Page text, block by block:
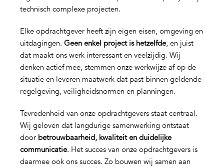
technisch complexe projecten.
Elke opdrachtgever heeft zijn eigen eisen, omgeving en
uitdagingen. Geen enkel project is hetzelfde, en juist
dat maakt ons werk interessant en veelzijdig. Wij
denken actief mee, stemmen onze werkwijze af op de
situatie en leveren maatwerk dat past binnen geldende
regelgeving, veiligheidsnormen en planningen.
Tevredenheid van onze opdrachtgevers staat centraal.
Wij geloven dat langdurige samenwerking ontstaat
door betrouwbaarheid, kwaliteit en duidelijke
communicatie. Het succes van onze opdrachtgevers is
daarmee ook ons succes. Zo bouwen wij samen aan